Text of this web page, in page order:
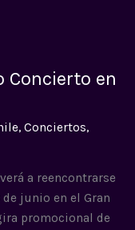
Concierto en
, Conciertos,
a reencontrarse
junio en el Gran
promocional de